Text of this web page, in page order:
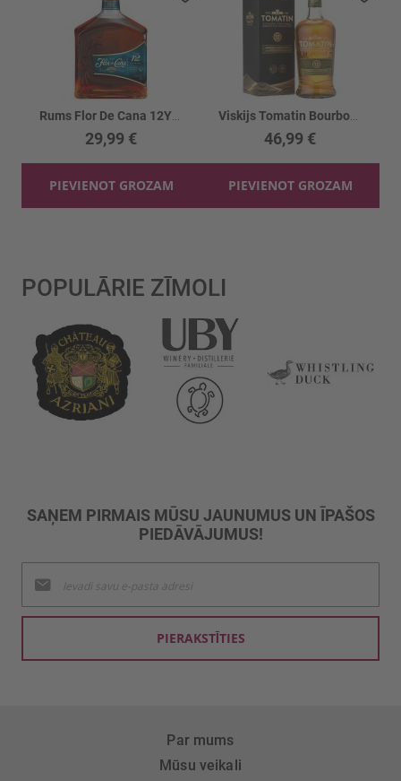
29,99 €
PIEVIENOT GROZAM
46,99 €
PIEVIENOT GROZAM
POPULĀRIE ZĪMOLI
SAŅEM PIRMAIS MŪSU JAUNUMUS UN ĪPAŠOS
PIEDĀVĀJUMUS!
jaunumu
saņemšanai:
PIERAKSTĪTIES
Par mums
Mūsu veikali